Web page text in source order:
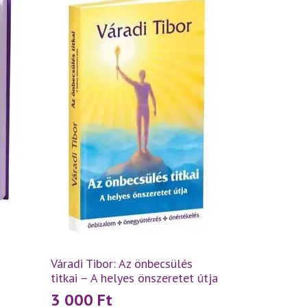
Váradi Tibor: Az önbecsülés
titkai – A helyes önszeretet útja
3 000 Ft